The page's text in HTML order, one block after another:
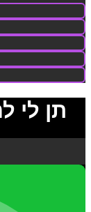
תן לי